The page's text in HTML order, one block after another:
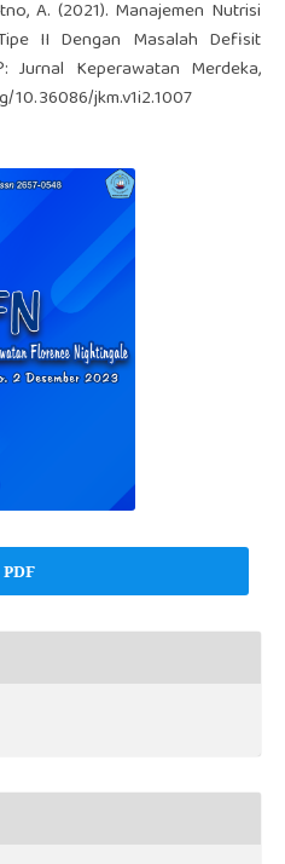
A. (2021). Manajemen Nutrisi
II Dengan Masalah Defisit
Jurnal Keperawatan Merdeka,
10.36086/jkm.v1i2.1007
PDF